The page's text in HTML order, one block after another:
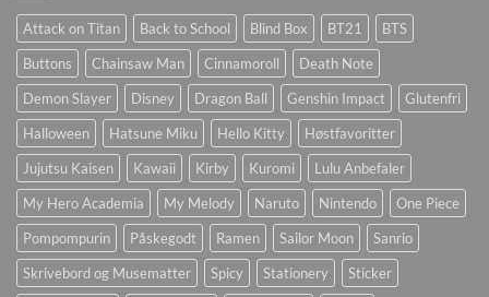
Attack on Titan Back to School Blind Box BT21
BTS
Buttons
Chainsaw Man Cinnamoroll
Death Note
Demon Slayer
Disney Dragon Ball Genshin Impact
Glutenfri
Halloween
Hatsune Miku Hello Kitty
Høstfavoritter
Jujutsu Kaisen
Kawaii Kirby Kuromi
Lulu Anbefaler
My Hero Academia
My Melody Naruto Nintendo
One Piece
Pompompurin
Påskegodt Ramen Sailor Moon
Sanrio
Skrivebord og Musematter
Spicy Stationery
Sticker